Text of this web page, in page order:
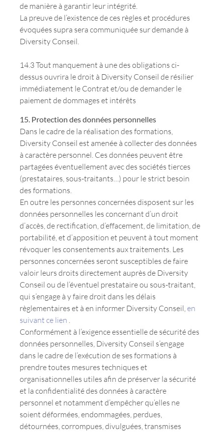
de manière à garantir leur intégrité.
La preuve de l’existence de ces règles et procédures
évoquées supra sera communiquée sur demande à
Diversity Conseil.
14.3 Tout manquement à une des obligations ci-
dessus ouvrira le droit à Diversity Conseil de résilier
immédiatement le Contrat et/ou de demander le
paiement de dommages et intérêts
15. Protection des données personnelles
Dans le cadre de la réalisation des formations,
Diversity Conseil est amenée à collecter des données
à caractère personnel. Ces données peuvent être
partagées éventuellement avec des sociétés tierces
(prestataires, sous-traitants…) pour le strict besoin
des formations.
En outre les personnes concernées disposent sur les
données personnelles les concernant d’un droit
d’accès, de rectification, d’effacement, de limitation, de
portabilité, et d’apposition et peuvent à tout moment
révoquer les consentements aux traitements. Les
personnes concernées seront susceptibles de faire
valoir leurs droits directement auprès de Diversity
Conseil ou de l’éventuel prestataire ou sous-traitant,
qui s’engage à y faire droit dans les délais
règlementaires et à en informer Diversity Conseil, en
suivant ce lien
Conformément à l’exigence essentielle de sécurité des
données personnelles, Diversity Conseil s’engage
dans le cadre de l’exécution de ses formations à
prendre toutes mesures techniques et
organisationnelles utiles afin de préserver la sécurité
et la confidentialité des données à caractère
personnel et notamment d’empêcher qu’elles ne
soient déformées, endommagées, perdues,
détournées, corrompues, divulguées, transmises